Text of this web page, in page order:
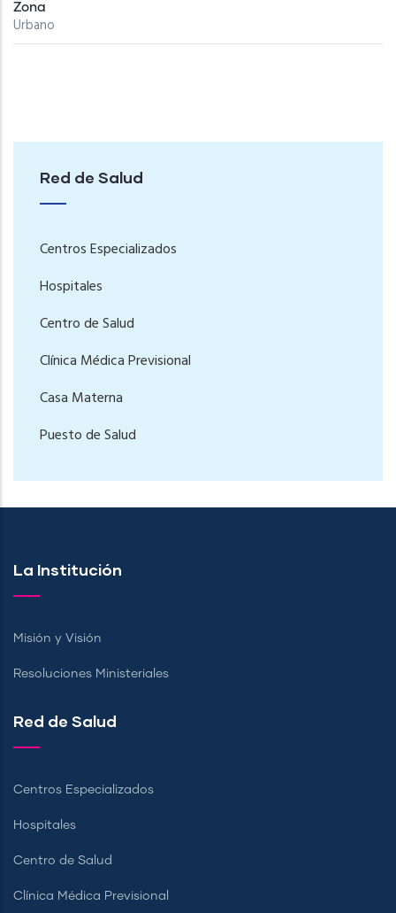
Zona
Urbano
Red de Salud
Centros Especializados
Hospitales
Centro de Salud
Clínica Médica Previsional
Casa Materna
Puesto de Salud
La Institución
Misión y Visión
Resoluciones Ministeriales
Red de Salud
Centros Especializados
Hospitales
Centro de Salud
Clínica Médica Previsional